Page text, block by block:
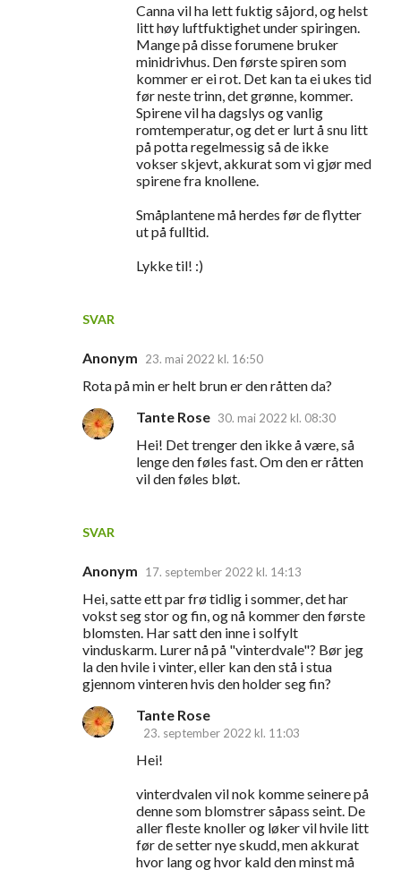
SVAR
Canna vil ha lett fuktig såjord, og helst
litt høy luftfuktighet under spiringen.
Mange på disse forumene bruker
minidrivhus. Den første spiren som
kommer er ei rot. Det kan ta ei ukes tid
før neste trinn, det grønne, kommer.
Spirene vil ha dagslys og vanlig
romtemperatur, og det er lurt å snu litt
på potta regelmessig så de ikke
vokser skjevt, akkurat som vi gjør med
spirene fra knollene.
Småplantene må herdes før de flytter
ut på fulltid.
Lykke til! :)
Anonym 23. mai 2022 kl. 16:50
Rota på min er helt brun er den råtten da?
SVAR
Tante Rose 30. mai 2022 kl. 08:30
Hei! Det trenger den ikke å være, så
lenge den føles fast. Om den er råtten
vil den føles bløt.
Anonym 17. september 2022 kl. 14:13
Hei, satte ett par frø tidlig i sommer, det har
vokst seg stor og fin, og nå kommer den første
blomsten. Har satt den inne i solfylt
vinduskarm. Lurer nå på "vinterdvale"? Bør jeg
la den hvile i vinter, eller kan den stå i stua
gjennom vinteren hvis den holder seg fin?
Tante Rose
23. september 2022 kl. 11:03
Hei!
vinterdvalen vil nok komme seinere på
denne som blomstrer såpass seint. De
aller fleste knoller og løker vil hvile litt
før de setter nye skudd, men akkurat
hvor lang og hvor kald den minst må